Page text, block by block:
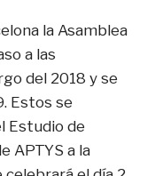
la Asamblea
a las
del 2018 y se
Estos se
Estudio de
APTYS a la